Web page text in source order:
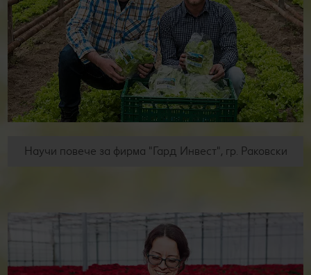
Научи повече за фирма "Гард Инвест", гр. Раковски